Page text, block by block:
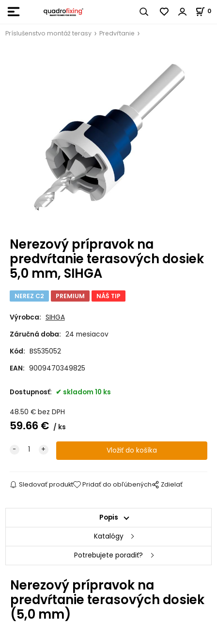
0
Príslušenstvo montáž terasy Predvŕtanie
Nerezový prípravok na
predvŕtanie terasových dosiek
5,0 mm, SIHGA
NEREZ C2 PREMIUM NÁŠ TIP
Výrobca: SIHGA
Záručná doba: 24 mesiacov
Kód: BS535052
EAN: 9009470349825
Dostupnosť: skladom 10 ks
48.50 € bez DPH
59.66 € ks
Sledovať produkt Pridať do obľúbených Zdielať
Popis
Katalógy
Potrebujete poradiť?
Nerezový prípravok na
predvŕtanie terasových dosiek
(5,0 mm)